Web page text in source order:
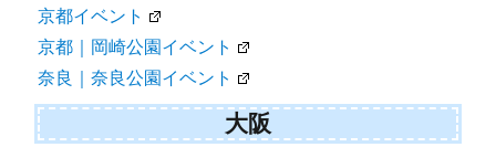
京都イベント
京都｜岡崎公園イベント
奈良｜奈良公園イベント
大阪